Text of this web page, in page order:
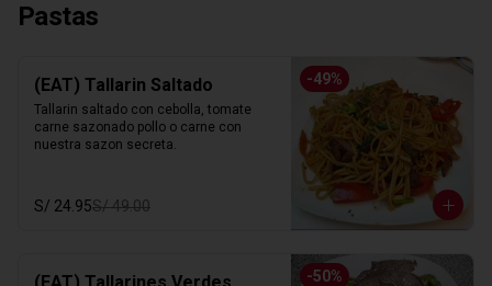
Pastas
-49%
(EAT) Tallarin Saltado
Tallarin saltado con cebolla, tomate
carne sazonado pollo o carne con
nuestra sazon secreta.
S/ 24.95S/ 49.00
-50%